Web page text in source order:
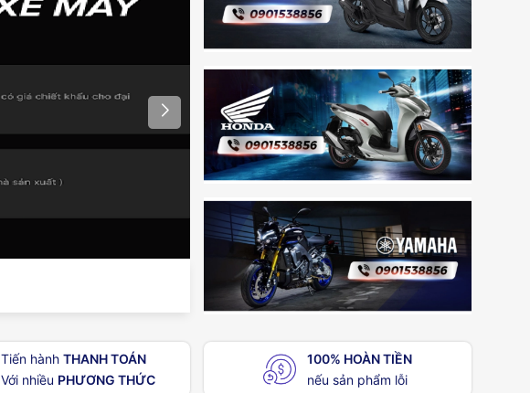
Tiến hànhTHANH TOÁN
Với nhiều PHƯƠNG THỨC
100% HOÀN TIỀN
nếu sản phẩm lỗi